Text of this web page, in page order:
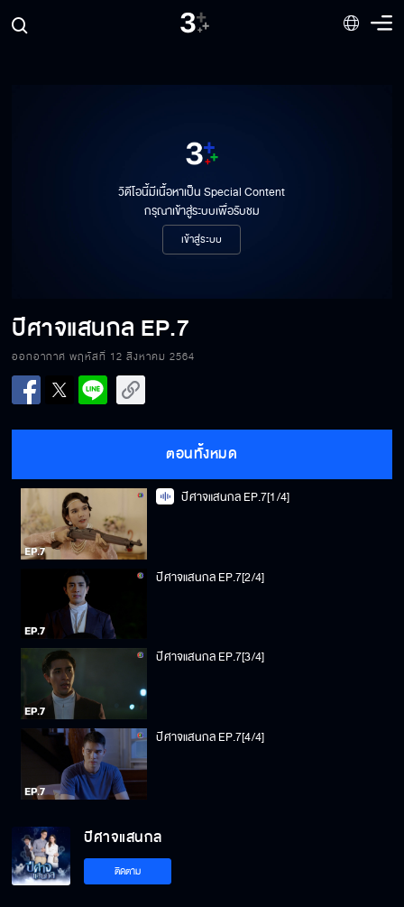
วิดีโอนี้มีเนื้อหาเป็น Special Content
กรุณาเข้าสู่ระบบเพื่อรับชม
เข้าสู่ระบบ
ปีศาจแสนกล EP.7
ออกอากาศ พฤหัสที่ 12 สิงหาคม 2564
ตอนทั้งหมด
ปีศาจแสนกล EP.7[1/4]
ปีศาจแสนกล EP.7[2/4]
ปีศาจแสนกล EP.7[3/4]
ปีศาจแสนกล EP.7[4/4]
ปีศาจแสนกล
ติดตาม